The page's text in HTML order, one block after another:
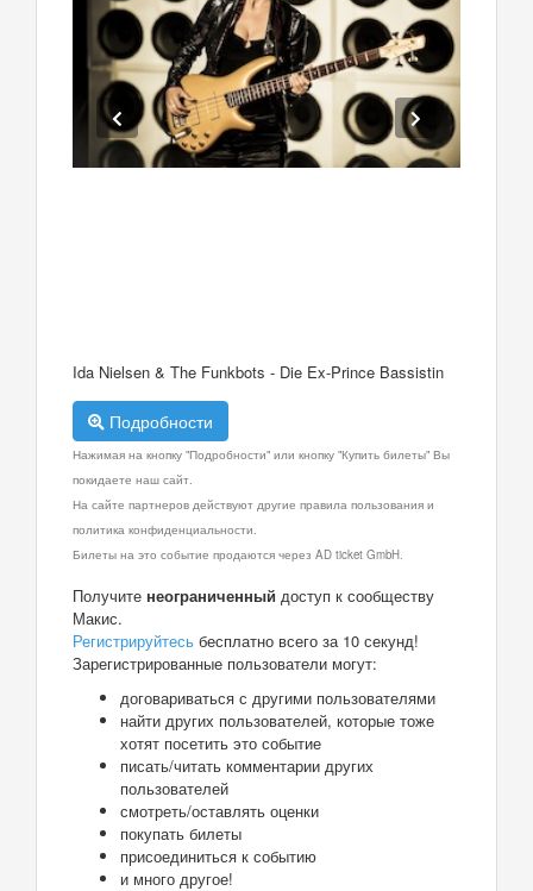
Ida Nielsen & The Funkbots - Die Ex-Prince Bassistin
Подробности
Нажимая на кнопку "Подробности" или кнопку "Купить билеты" Вы
покидаете наш сайт.
На сайте партнеров действуют другие правила пользования и
политика конфиденциальности.
Билеты на это событие продаются через AD ticket GmbH.
Получите неограниченный доступ к сообществу
Макис.
Регистрируйтесь бесплатно всего за 10 секунд!
Зарегистрированные пользователи могут:
договариваться с другими пользователями
найти других пользователей, которые тоже
хотят посетить это событие
писать/читать комментарии других
пользователей
смотреть/оставлять оценки
покупать билеты
присоединиться к событию
и много другое!